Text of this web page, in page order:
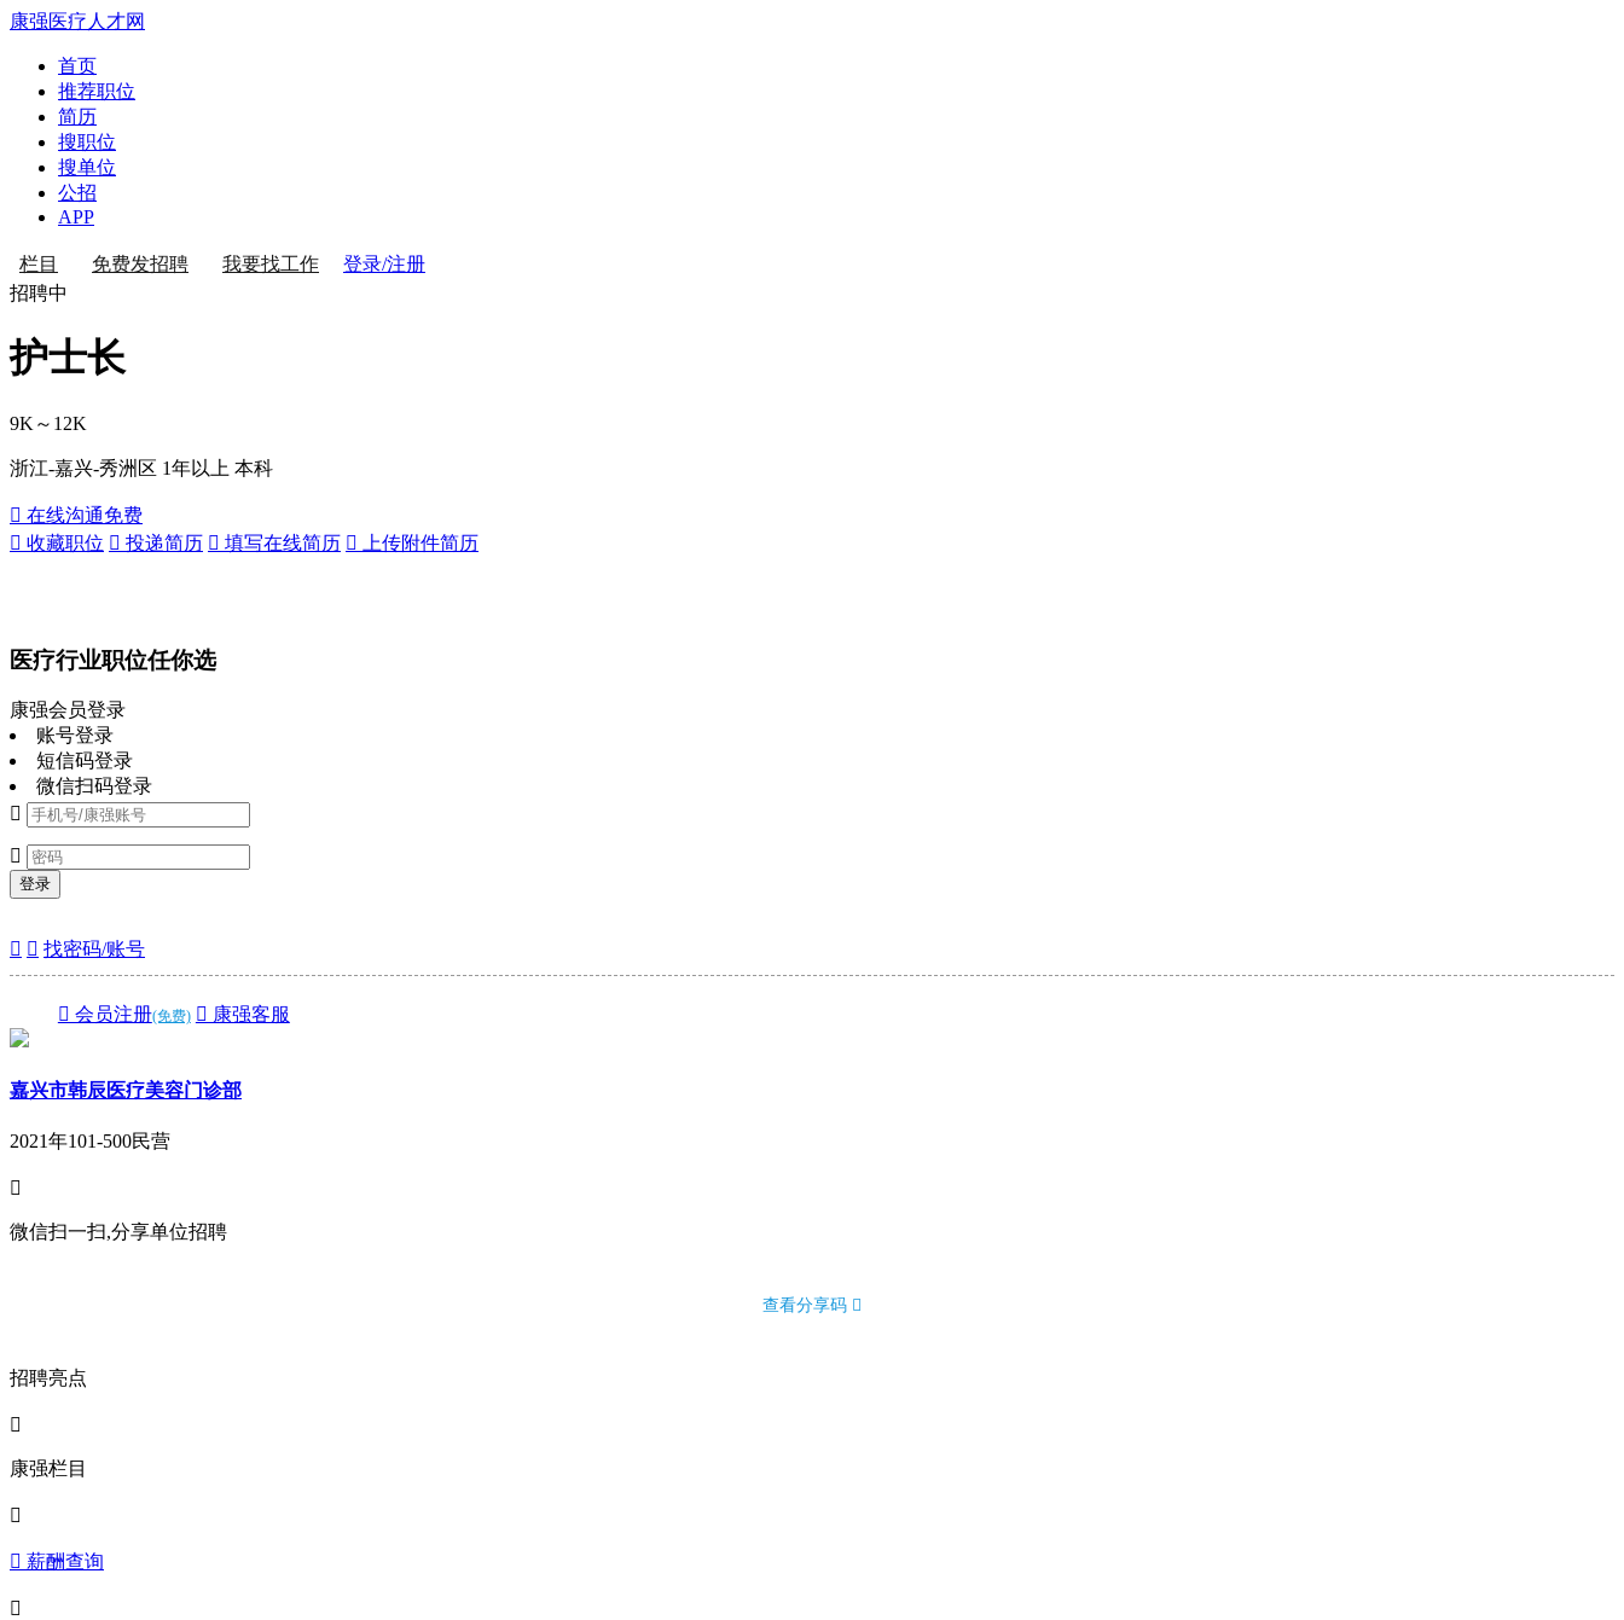
康强医疗人才网
首页
推荐职位
简历
搜职位
搜单位
公招
APP
栏目 免费发招聘 我要找工作
登录/注册
招聘中
护士长
9K～12K
浙江-嘉兴-秀洲区 1年以上 本科
 在线沟通免费
 收藏职位  投递简历  填写在线简历  上传附件简历
医疗行业职位任你选
康强会员登录
账号登录
短信码登录
微信扫码登录


登录
  找密码/账号
 会员注册(免费)  康强客服
嘉兴市韩辰医疗美容门诊部
2021年101-500民营

微信扫一扫,分享单位招聘
查看分享码 
招聘亮点

康强栏目

 薪酬查询
